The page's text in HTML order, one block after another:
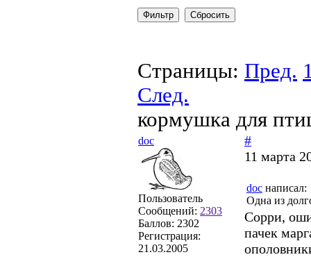
Страницы: Пред.
След.
кормушка для
doc
Пользователь
Сообщений: 2303
Баллов: 2302
Регистрация:
21.03.2005
#
11 марта
doc написал:
Одна из
Сорри,
пачек